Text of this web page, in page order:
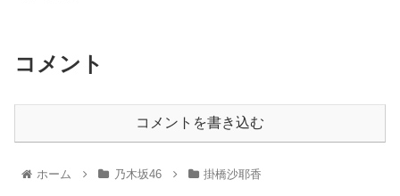
コメント
コメントを書き込む
ホーム 乃木坂46 掛橋沙耶香